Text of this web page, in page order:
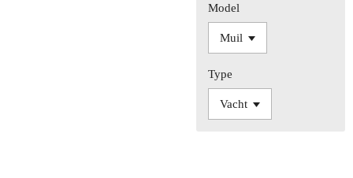
Model
Type